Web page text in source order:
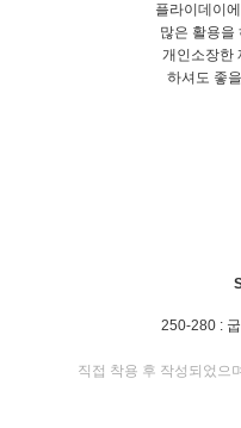
플라이데이
많은 활용을
개인소장한
하셔도 좋
250-280 :
직접 착용 후 작성되었으